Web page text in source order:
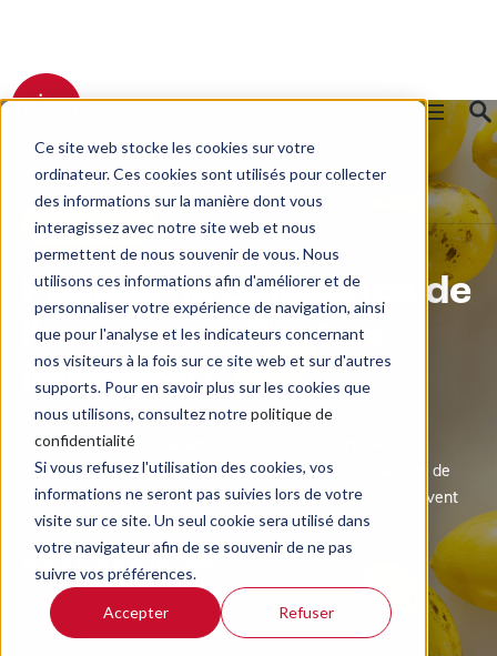
Ce site web stocke les cookies sur votre
ordinateur. Ces cookies sont utilisés pour collecter
des informations sur la manière dont vous
interagissez avec notre site web et nous
permettent de nous souvenir de vous. Nous
utilisons ces informations afin d'améliorer et de
personnaliser votre expérience de navigation, ainsi
que pour l'analyse et les indicateurs concernant
nos visiteurs à la fois sur ce site web et sur d'autres
supports. Pour en savoir plus sur les cookies que
nous utilisons, consultez notrepolitique de
confidentialité
Si vous refusez l'utilisation des cookies, vos
informations ne seront pas suivies lors de votre
visite sur ce site. Un seul cookie sera utilisé dans
votre navigateur afin de se souvenir de ne pas
suivre vos préférences.
Accepter Refuser
RETOUR AU BLOG
Transmission
Pâques, la puissance de
l’amour vivifiant et
immortel !
La plupart de nos médias modernes nous abreuvent à
longueur de journée de dangers, de morts, de situations de
détresse, de pénuries et je ne parle pas de nos vies souvent
complexes et parfois souffrantes !
Article écrit le 06/05/2024